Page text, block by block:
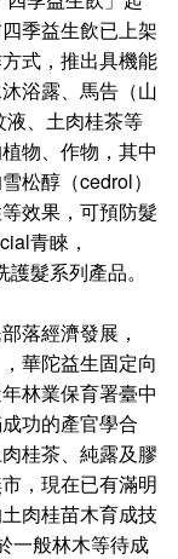
季益生飲已上架
式，推出具機能
浴露、馬告（山
、土肉桂茶等
物、作物，其中
松醇（cedrol）
效果，可預防髮
青睞，
髮系列產品。
落經濟發展，
華陀益生固定向
林業保育署臺中
功的產官學合
桂茶、純露及膠
，現在已有滿明
肉桂苗木育成技
一般林木等待成